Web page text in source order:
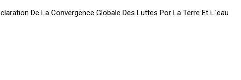
De La Convergence Globale Des Luttes Por La Terre Et L´eau